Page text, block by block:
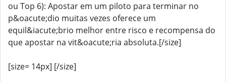
ou Top 6): Apostar em um piloto para terminar no
p&oacute;dio muitas vezes oferece um
equil&iacute;brio melhor entre risco e recompensa do
que apostar na vit&oacute;ria absoluta.[/size]
[size= 14px] [/size]